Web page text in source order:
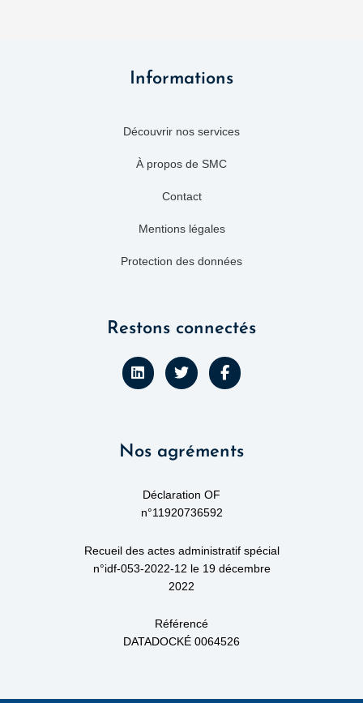
Informations
Découvrir nos services
À propos de SMC
Contact
Mentions légales
Protection des données
Restons connectés
L
i
n
i
T
w
i
r
F
a
c
o
Nos agréments
Déclaration OF
n°11920736592
Recueil des actes administratif spécial
n°idf-053-2022-12 le 19 décembre
2022
Référencé
DATADOCKÉ 0064526